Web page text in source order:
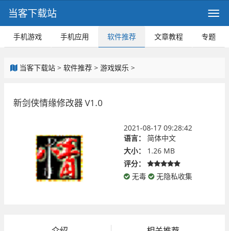
当客下载站
手机游戏 手机应用 软件推荐 文章教程 专题
当客下载站 > 软件推荐 > 游戏娱乐 >
新剑侠情缘修改器 V1.0
2021-08-17 09:28:42
语言：
简体中文
大小：
1.26 MB
评分：
无毒
无隐私收集